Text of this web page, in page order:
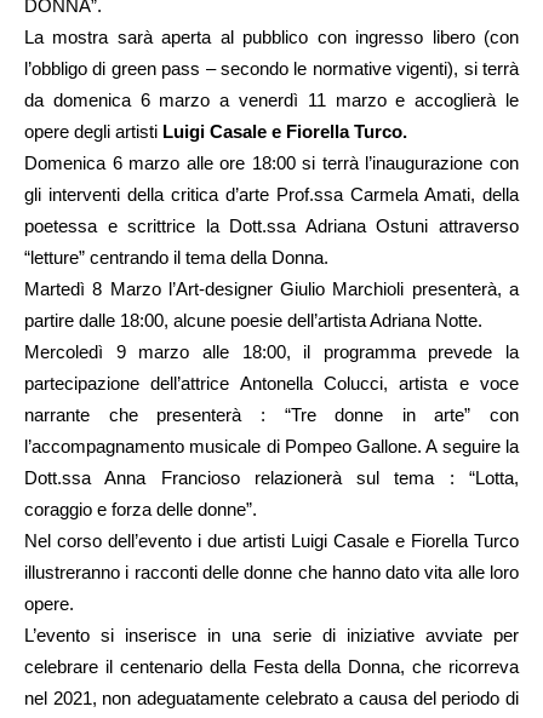
DONNA”.
La mostra sarà aperta al pubblico con ingresso libero (con
l’obbligo di green pass – secondo le normative vigenti), si terrà
da domenica 6 marzo a venerdì 11 marzo e accoglierà le
opere degli artisti Luigi Casale e Fiorella Turco.
Domenica 6 marzo alle ore 18:00 si terrà l’inaugurazione con
gli interventi della critica d’arte Prof.ssa Carmela Amati, della
poetessa e scrittrice la Dott.ssa Adriana Ostuni attraverso
“letture” centrando il tema della Donna.
Martedì 8 Marzo l’Art-designer Giulio Marchioli presenterà, a
partire dalle 18:00, alcune poesie dell’artista Adriana Notte.
Mercoledì 9 marzo alle 18:00, il programma prevede la
partecipazione dell’attrice Antonella Colucci, artista e voce
narrante che presenterà : “Tre donne in arte” con
l’accompagnamento musicale di Pompeo Gallone. A seguire la
Dott.ssa Anna Francioso relazionerà sul tema : “Lotta,
coraggio e forza delle donne”.
Nel corso dell’evento i due artisti Luigi Casale e Fiorella Turco
illustreranno i racconti delle donne che hanno dato vita alle loro
opere.
L’evento si inserisce in una serie di iniziative avviate per
celebrare il centenario della Festa della Donna, che ricorreva
nel 2021, non adeguatamente celebrato a causa del periodo di